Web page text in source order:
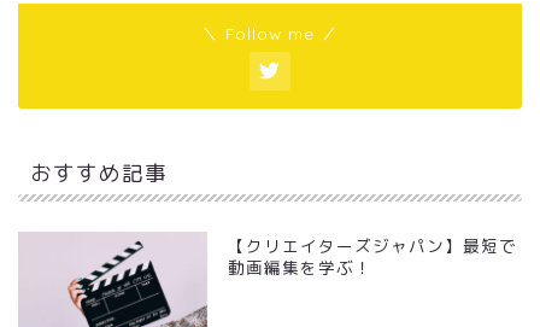
＼ Follow me ／
おすすめ記事
【クリエイターズジャパン】最短で
動画編集を学ぶ！